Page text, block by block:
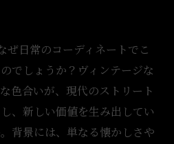
ぜ日常のコーディネートでこ
でしょうか？ヴィンテージな
色合いが、現代のストリート
、新しい価値を生み出してい
背景には、単なる懐かしさや